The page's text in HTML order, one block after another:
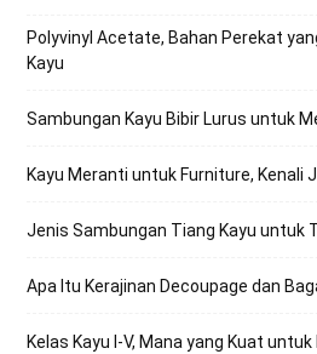
Polyvinyl Acetate, Bahan Perekat
Kayu
Sambungan Kayu Bibir Lurus untuk
Kayu Meranti untuk Furniture, Kenali
Jenis Sambungan Tiang Kayu untuk
Apa Itu Kerajinan Decoupage dan
Kelas Kayu I-V, Mana yang Kuat